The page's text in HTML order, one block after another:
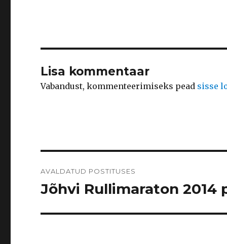
Lisa kommentaar
Vabandust, kommenteerimiseks pead sisse
AVALDATUD POSTITUSES
Jõhvi Rullimaraton 2014